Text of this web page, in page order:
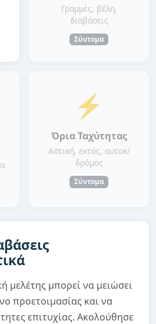
Γραμμές, βέλη,
διαβάσεις
Σύντομα
⚡
Όρια Ταχύτητας
Αστική, εκτός, αυτοκ/
δρόμος
Σύντομα
μελέτης μπορεί να μειώσει
προετοιμασίας και να
επιτυχίας. Ακολούθησε